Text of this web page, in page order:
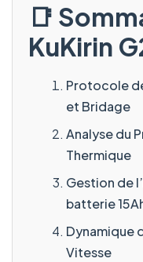
📑
KuKirin
Protocole
et Bridage
Analyse du
Thermique
Gestion de
batterie
Dynamique
Vitesse